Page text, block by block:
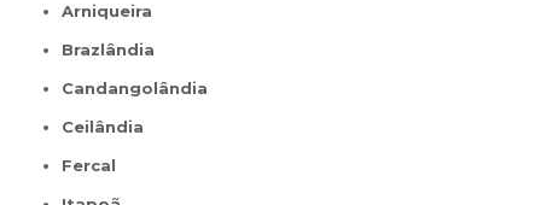
Arniqueira
Brazlândia
Candangolândia
Ceilândia
Fercal